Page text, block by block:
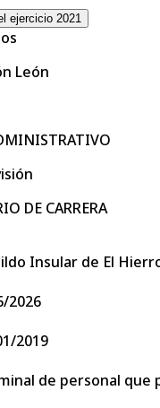
ejercicio 2021
León
DE CARRERA
Insular de El
2026
2019
de personal que